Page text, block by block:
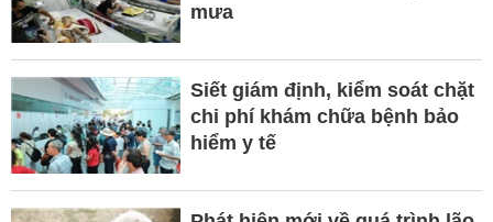
mưa
Siết giám định, kiểm soát chặt
chi phí khám chữa bệnh bảo
hiểm y tế